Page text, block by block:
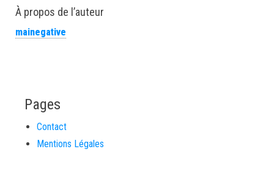
choisir un casino
en ligne sécurisé
en argent réel
À propos de l’auteur
mainegative
Pages
Contact
Mentions Légales